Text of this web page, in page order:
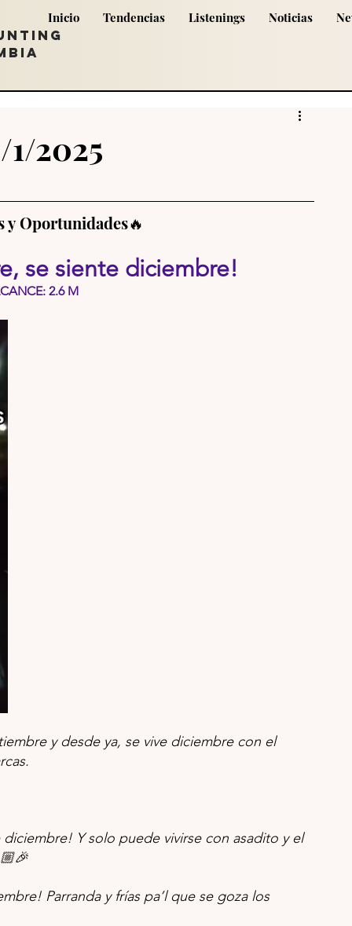
Inicio Tendencias Listenings Noticias
2025
y Oportunidades🔥
se siente diciembre!
2.6 M
y desde ya, se vive diciembre con el
Y solo puede vivirse con asadito y el
Parranda y frías pa’l que se goza los